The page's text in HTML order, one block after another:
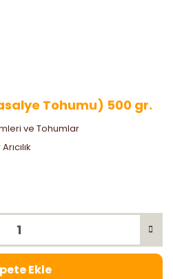
Tohumu) 500 gr.
ve Tohumlar
Ekle